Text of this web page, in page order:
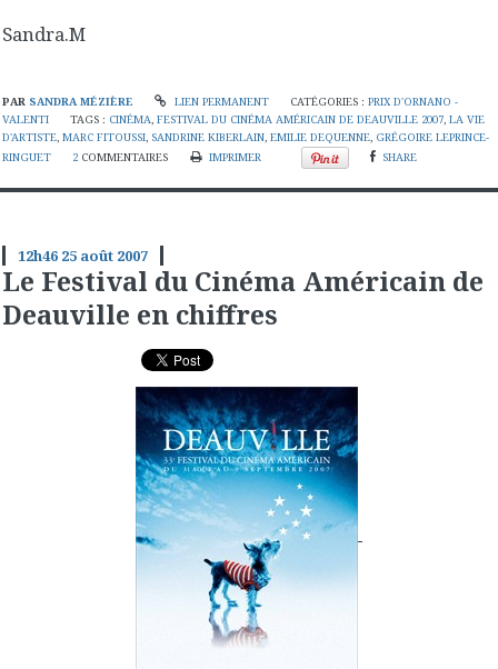
Sandra.M
PAR SANDRA MÉZIÈRE LIEN PERMANENT CATÉGORIES :PRIX D'ORNANO -
VALENTI
TAGS : CINÉMA,FESTIVAL DU CINÉMA AMÉRICAIN DE DEAUVILLE 2007,LA VIE
D'ARTISTE, MARC FITOUSSI, SANDRINE KIBERLAIN, EMILIE DEQUENNE, GRÉGOIRE LEPRINCE-
RINGUET
2 COMMENTAIRES IMPRIMER SHARE
12h46 25 août 2007
Le Festival du Cinéma Américain de
Deauville en chiffres